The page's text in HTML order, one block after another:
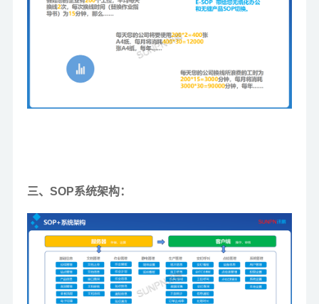
三、SOP系统架构：